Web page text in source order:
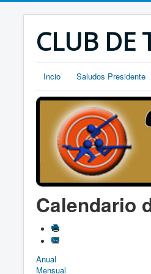
CLUB DE
Incio Saludos Presidente
Calendario
Anual
Mensual